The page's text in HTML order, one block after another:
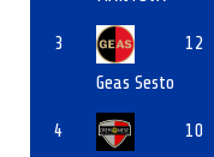
3
Geas Sesto
12
4
10